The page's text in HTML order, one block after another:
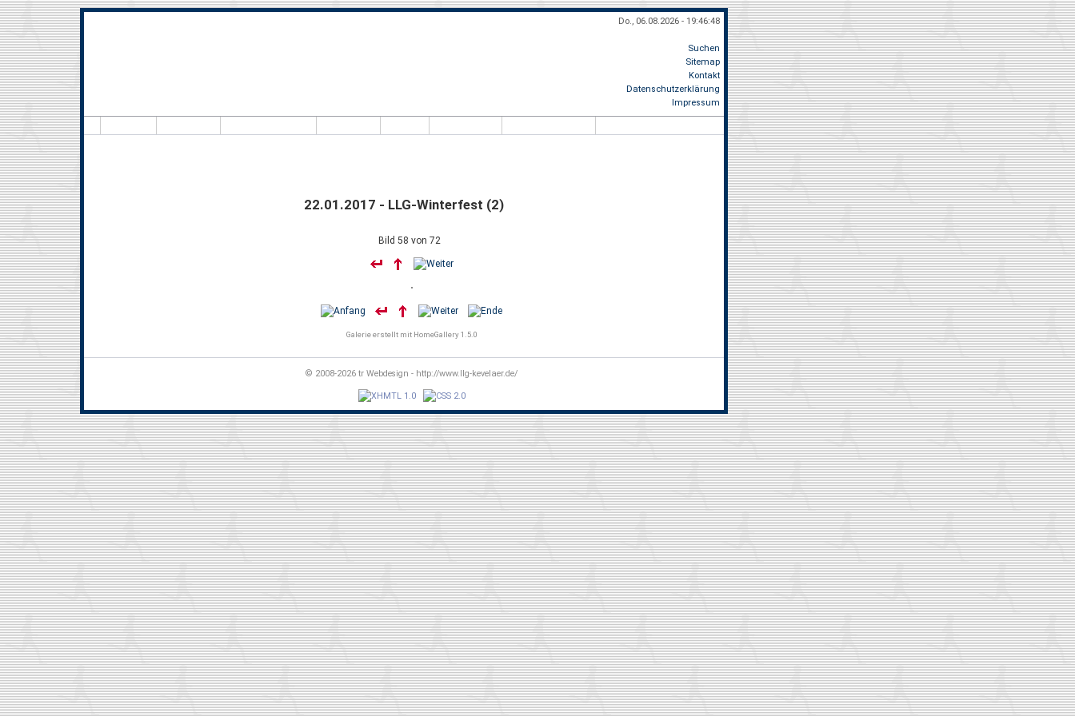
Do., 06.08.2026 - 19:46:48
Suchen
Sitemap
Kontakt
Datenschutzerklärung
Impressum
- schön, daß Du uns im Netz gefunden hast! + + + Herbstlauf Niederrhein Kerken am 12. Oktober, 10km: Jürgen Metternich
22.01.2017 - LLG-Winterfest (2)
Bild 58 von 72
Galerie erstellt mit HomeGallery 1.5.0
© 2008-2026 tr Webdesign - http://www.llg-kevelaer.de/